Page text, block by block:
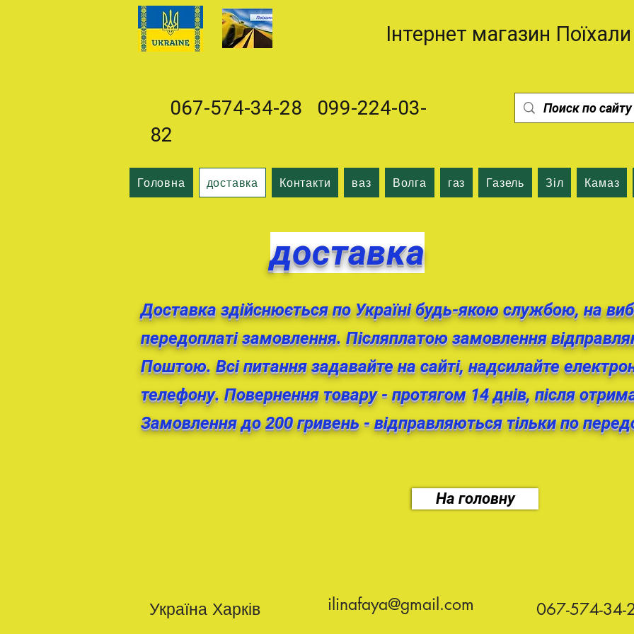
Інтернет магазин Поїхали
067-574-34-28 099-224-03-
82
доставка
Доставка здійснюється по Україні будь-якою службою, на
передоплаті замовлення. Післяплатою замовлення
Поштою. Всі питання задавайте на сайті, надсилайте
телефону. Повернення товару - протягом 14 днів, після
Замовлення до 200 гривень - відправляються тільки по
На головну
Головна доставка Контакти ваз Волга газ Газель Зіл Камаз
Україна Харків ilinafaya@gmail.com 067-574-34-